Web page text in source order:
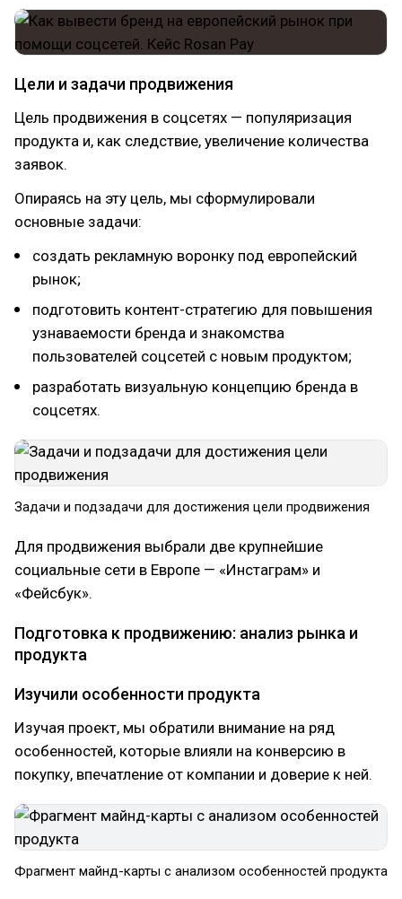
Цели и задачи продвижения
Цель продвижения в соцсетях — популяризация
продукта и, как следствие, увеличение количества
заявок.
Опираясь на эту цель, мы сформулировали
основные задачи:
создать рекламную воронку под европейский
рынок;
подготовить контент-стратегию для повышения
узнаваемости бренда и знакомства
пользователей соцсетей с новым продуктом;
разработать визуальную концепцию бренда в
соцсетях.
Задачи и подзадачи для достижения цели продвижения
Для продвижения выбрали две крупнейшие
социальные сети в Европе — «Инстаграм» и
«Фейсбук».
Подготовка к продвижению: анализ рынка и
продукта
Изучили особенности продукта
Изучая проект, мы обратили внимание на ряд
особенностей, которые влияли на конверсию в
покупку, впечатление от компании и доверие к ней.
Фрагмент майнд-карты с анализом особенностей продукта